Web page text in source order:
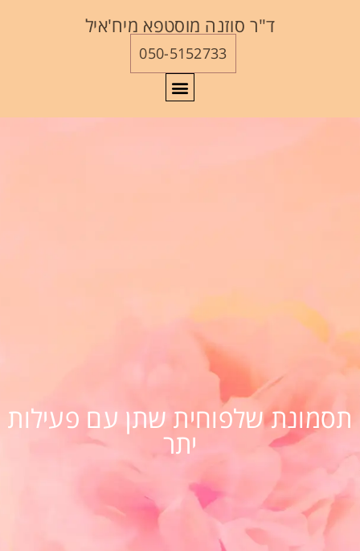
ד"ר סוזנה מוסטפא מיח'איל
050-5152733
תסמונת שלפוחית שתן עם פעילות
יתר